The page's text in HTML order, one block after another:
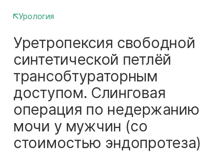
Урология
Уретропексия свободной
синтетической петлёй
трансобтураторным
доступом. Слинговая
операция по недержанию
мочи у мужчин (со
стоимостью эндопротеза)